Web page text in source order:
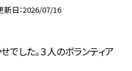
新日 2026/07/16
した。３人のボランティア